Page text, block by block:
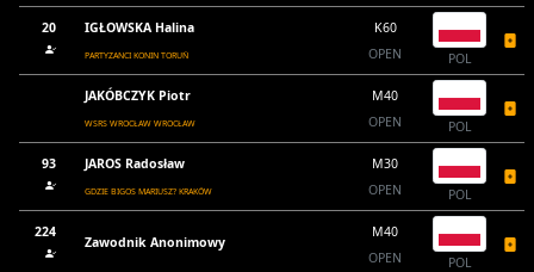
20 IGŁOWSKA Halina
PARTYZANCI KONIN TORUŃ
K60
OPEN
POL
JAKÓBCZYK Piotr
WSRS WROCŁAW WROCŁAW
M40
OPEN
POL
93 JAROS Radosław
GDZIE BIGOS MARIUSZ? KRAKÓW
M30
OPEN
POL
224
Zawodnik Anonimowy
M40
OPEN
POL